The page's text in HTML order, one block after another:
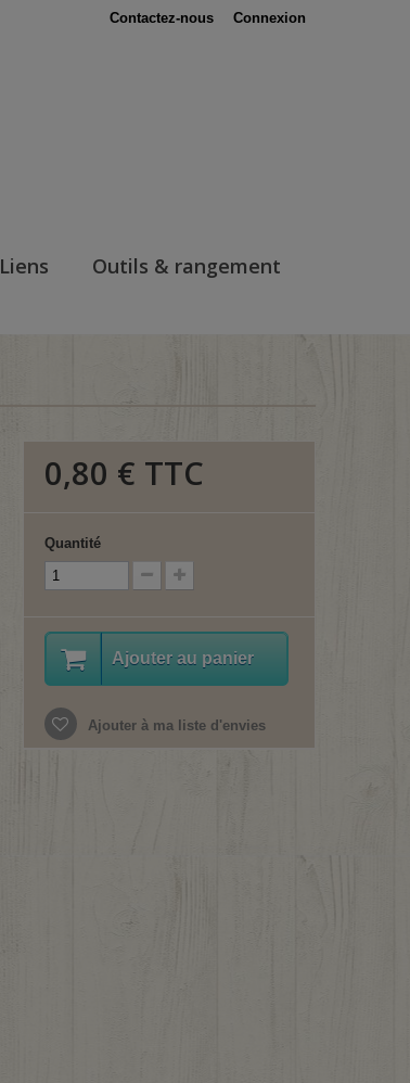
Connexion
Contactez-nous
Liens
Outils & rangement
0,80 € TTC
Quantité
Ajouter au panier
Ajouter à ma liste d'envies